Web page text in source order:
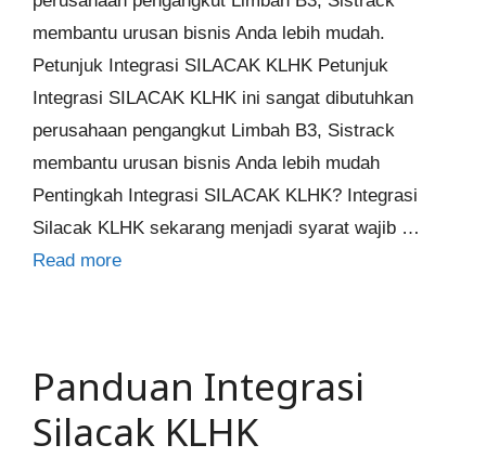
membantu urusan bisnis Anda lebih mudah.
Petunjuk Integrasi SILACAK KLHK Petunjuk
Integrasi SILACAK KLHK ini sangat dibutuhkan
perusahaan pengangkut Limbah B3, Sistrack
membantu urusan bisnis Anda lebih mudah
Pentingkah Integrasi SILACAK KLHK? Integrasi
Silacak KLHK sekarang menjadi syarat wajib …
Read more
Panduan Integrasi
Silacak KLHK